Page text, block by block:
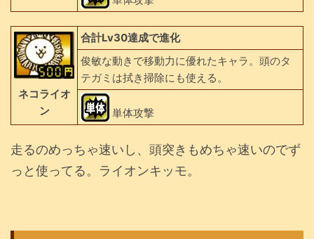
ネコライオ
ン
合計Lv30達成で進化
俊敏な動きで移動力に優れたキャラ。頭のタ
テガミは拭き掃除にも使える。
単体攻撃
走るのめっちゃ速いし、頭突きもめちゃ速いのでず
っと使ってる。ライオンキッモ。